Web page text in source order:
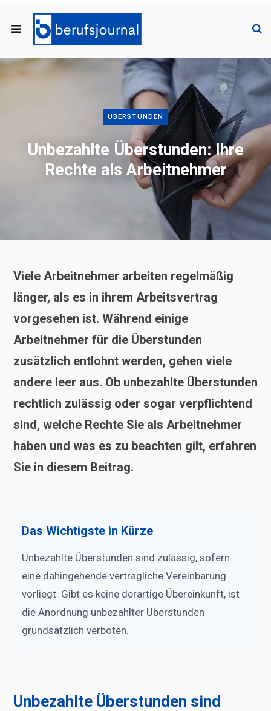
ÜBERSTUNDEN
Unbezahlte Überstunden: Ihre
Rechte als Arbeitnehmer
Viele Arbeitnehmer arbeiten regelmäßig
länger, als es in ihrem Arbeitsvertrag
vorgesehen ist. Während einige
Arbeitnehmer für die Überstunden
zusätzlich entlohnt werden, gehen viele
andere leer aus. Ob unbezahlte Überstunden
rechtlich zulässig oder sogar verpflichtend
sind, welche Rechte Sie als Arbeitnehmer
haben und was es zu beachten gilt, erfahren
Sie in diesem Beitrag.
Das Wichtigste in Kürze
Unbezahlte Überstunden sind zulässig, sofern
eine dahingehende vertragliche Vereinbarung
vorliegt. Gibt es keine derartige Übereinkunft, ist
die Anordnung unbezahlter Überstunden
grundsätzlich verboten.
Unbezahlte Überstunden sind